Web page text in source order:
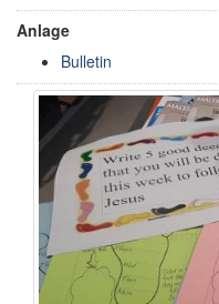
Anlage
Bulletin